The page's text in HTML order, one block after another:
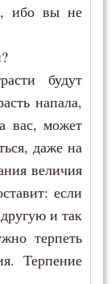
ибо вы не
будут
напала,
вас, может
даже на
величия
если
и так
терпеть
Терпение